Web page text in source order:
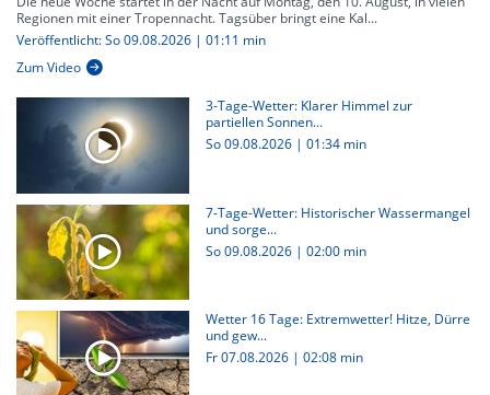
Regionen mit einer Tropennacht. Tagsüber bringt eine Kal...
Veröffentlicht: So 09.08.2026 | 01:11 min
Zum Video
3-Tage-Wetter: Klarer Himmel zur
partiellen Sonnen...
So 09.08.2026 | 01:34 min
7-Tage-Wetter: Historischer Wassermangel
und sorge...
So 09.08.2026 | 02:00 min
Wetter 16 Tage: Extremwetter! Hitze, Dürre
und gew...
Fr 07.08.2026 | 02:08 min